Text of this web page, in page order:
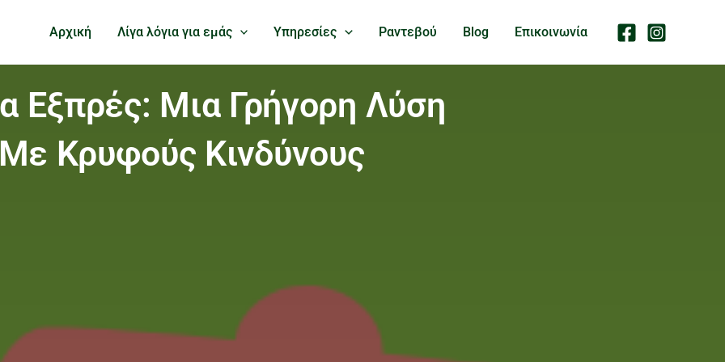
Αρχική Λίγα λόγια για εμάς Υπηρεσίες Ραντεβού Blog Επικοινωνία
Εξπρές: Μια Γρήγορη Λύση
Με Κρυφούς Κινδύνους